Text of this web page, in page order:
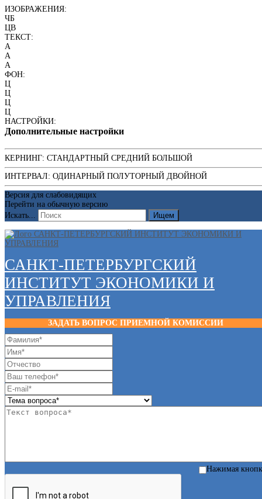
ИЗОБРАЖЕНИЯ:
ЧБ
ЦВ
ТЕКСТ:
A
A
A
ФОН:
Ц
Ц
Ц
Ц
НАСТРОЙКИ:
Дополнительные настройки
КЕРНИНГ: СТАНДАРТНЫЙ СРЕДНИЙ БОЛЬШОЙ
ИНТЕРВАЛ: ОДИНАРНЫЙ ПОЛУТОРНЫЙ ДВОЙНОЙ
Версия для слабовидящих
Перейти на обычную версию
Искать...
Ищем
САНКТ-ПЕТЕРБУРГСКИЙ
ИНСТИТУТ ЭКОНОМИКИ И
УПРАВЛЕНИЯ
ЗАДАТЬ ВОПРОС ПРИЕМНОЙ КОМИССИИ
Нажимая